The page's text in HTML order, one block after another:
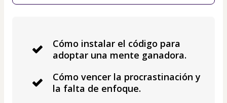
Cómo instalar el código para
adoptar una mente ganadora.
Cómo vencer la procrastinación y
la falta de enfoque.